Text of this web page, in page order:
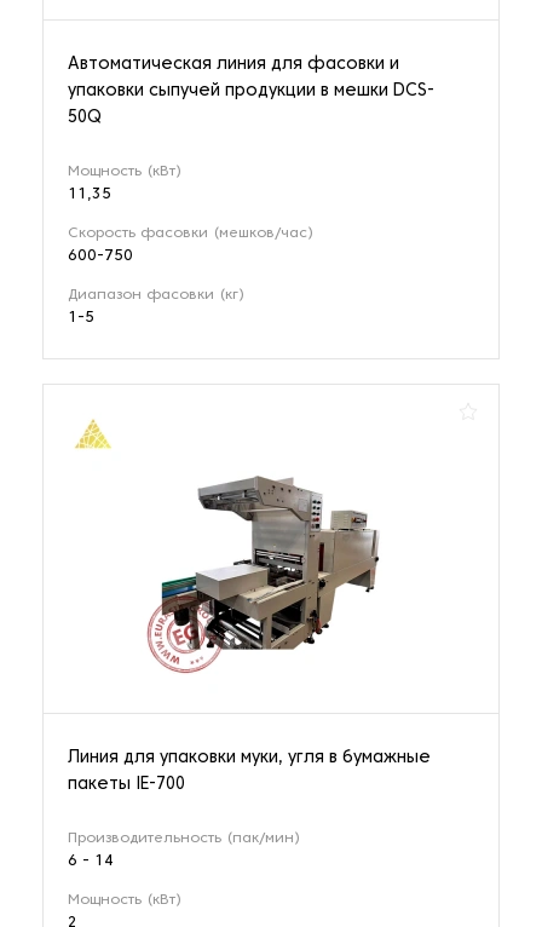
Автоматическая линия для фасовки и
упаковки сыпучей продукции в мешки DCS-
50Q
Мощность (кВт)
11,35
Скорость фасовки (мешков/час)
600-750
Диапазон фасовки (кг)
1-5
Линия для упаковки муки, угля в бумажные
пакеты IE-700
Производительность (пак/мин)
6 - 14
Мощность (кВт)
2